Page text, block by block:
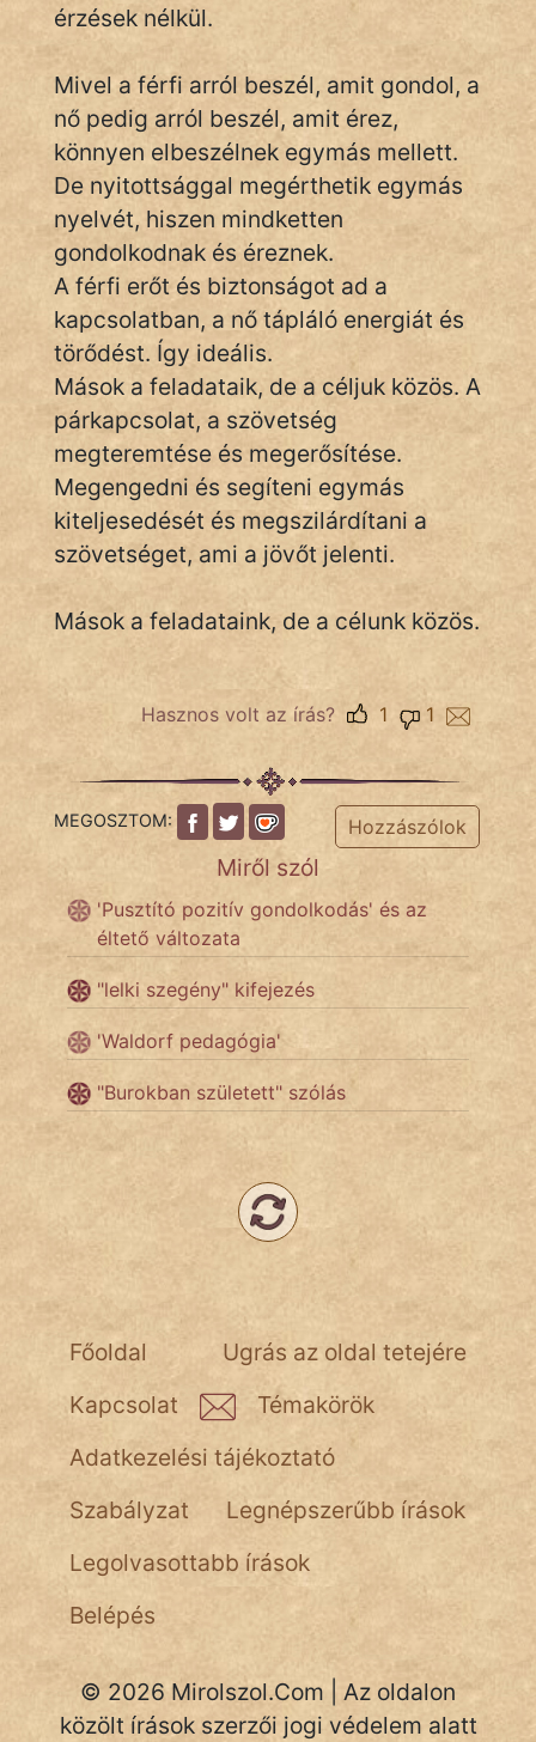
Népszerű szerzőink:
cinege
fantom
Hunor
Jób Gedeon
Láron Ádám
mikkamakka
vörös ördög
nagyöreg
NapHold
Név nélkül
szegény legény
szemfüles
érzések nélkül.
Mivel a férfi arról beszél, amit gondol, a
nő pedig arról beszél, amit érez,
könnyen elbeszélnek egymás mellett.
De nyitottsággal megérthetik egymás
nyelvét, hiszen mindketten
gondolkodnak és éreznek.
A férfi erőt és biztonságot ad a
kapcsolatban, a nő tápláló energiát és
törődést. Így ideális.
Mások a feladataik, de a céljuk közös. A
párkapcsolat, a szövetség
megteremtése és megerősítése.
Megengedni és segíteni egymás
kiteljesedését és megszilárdítani a
szövetséget, ami a jövőt jelenti.
Mások a feladataink, de a célunk közös.
Hasznos volt az írás? 1
1
MEGOSZTOM: Hozzászólok
Miről szól
'Pusztító pozitív gondolkodás' és az
éltető változata
"lelki szegény" kifejezés
'Waldorf pedagógia'
"Burokban született" szólás
Ugrás az oldal tetejére
Főoldal
Kapcsolat
Témakörök
Adatkezelési tájékoztató
Szabályzat
Legnépszerűbb írások
Legolvasottabb írások
Belépés
© 2026 Mirolszol.Com | Az oldalon
közölt írások szerzői jogi védelem alatt